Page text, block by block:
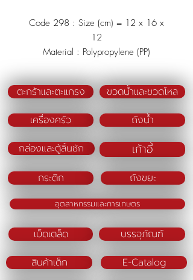
Code 298 : Size (cm) = 12 x 16 x
12
Material : Polypropylene (PP)
ตะกร้าและตะแกรง
เครื่องครัว
กล่องและตู้ลิ้นชัก
กระติก
ขวดน้ำและขวดโหล
ถังน้ำ
เก้าอี้
ถังขยะ
อุตสาหกรรมและการเกษตร
เบ็ดเตล็ด
สินค้าเด็ก
บรรจุภัณฑ์
E-Catalog